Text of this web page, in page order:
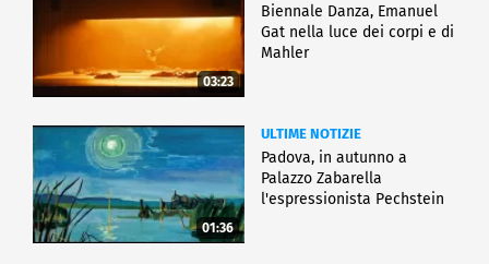
03:23
Biennale Danza, Emanuel
Gat nella luce dei corpi e di
Mahler
01:36
ULTIME NOTIZIE
Padova, in autunno a
Palazzo Zabarella
l'espressionista Pechstein